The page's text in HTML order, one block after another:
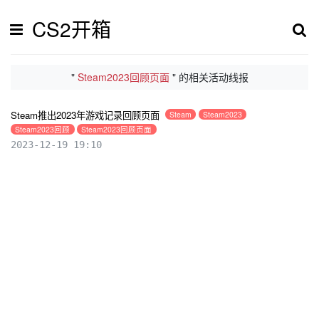
CS2开箱
"Steam2023回顾页面 " 的相关活动线报
Steam推出2023年游戏记录回顾页面 Steam
Steam2023
Steam2023回顾
Steam2023回顾页面
2023-12-19 19:10